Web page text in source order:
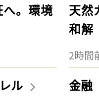
。環境
天然
和解
2時間
ル 金融